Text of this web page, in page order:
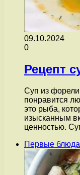
09.10.2024
0
Рецепт
Суп из
понравится
это рыба,
изысканным
ценностью.
Первые блюда